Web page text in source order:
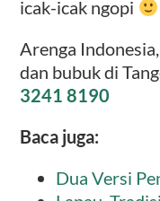
icak-icak ngopi
Arenga
dan bubuk di
3241 8190
Baca juga:
Dua Versi